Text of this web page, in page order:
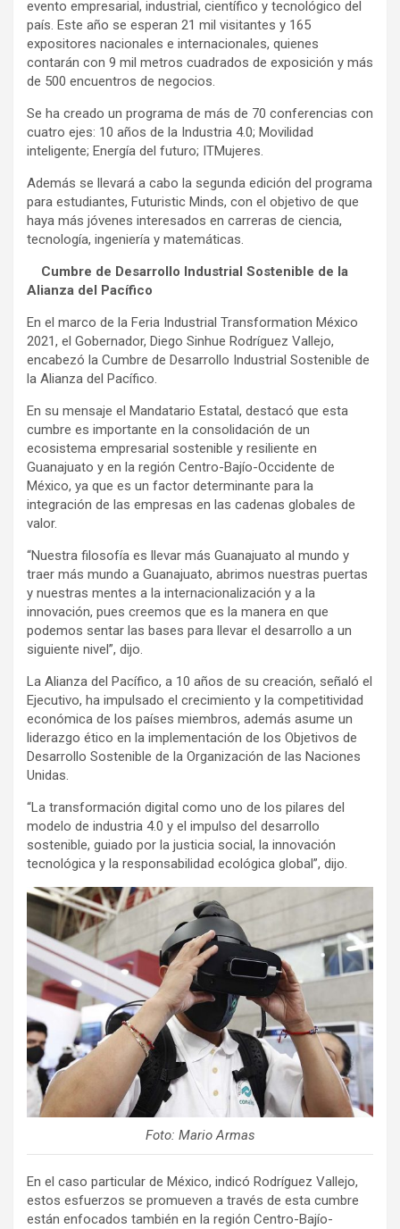
evento empresarial, industrial, científico y tecnológico del
país. Este año se esperan 21 mil visitantes y 165
expositores nacionales e internacionales, quienes
contarán con 9 mil metros cuadrados de exposición y más
de 500 encuentros de negocios.
Se ha creado un programa de más de 70 conferencias con
cuatro ejes: 10 años de la Industria 4.0; Movilidad
inteligente; Energía del futuro; ITMujeres.
Además se llevará a cabo la segunda edición del programa
para estudiantes, Futuristic Minds, con el objetivo de que
haya más jóvenes interesados en carreras de ciencia,
tecnología, ingeniería y matemáticas.
Cumbre de Desarrollo Industrial Sostenible de la
Alianza del Pacífico
En el marco de la Feria Industrial Transformation México
2021, el Gobernador, Diego Sinhue Rodríguez Vallejo,
encabezó la Cumbre de Desarrollo Industrial Sostenible de
la Alianza del Pacífico.
En su mensaje el Mandatario Estatal, destacó que esta
cumbre es importante en la consolidación de un
ecosistema empresarial sostenible y resiliente en
Guanajuato y en la región Centro-Bajío-Occidente de
México, ya que es un factor determinante para la
integración de las empresas en las cadenas globales de
valor.
“Nuestra filosofía es llevar más Guanajuato al mundo y
traer más mundo a Guanajuato, abrimos nuestras puertas
y nuestras mentes a la internacionalización y a la
innovación, pues creemos que es la manera en que
podemos sentar las bases para llevar el desarrollo a un
siguiente nivel”, dijo.
La Alianza del Pacífico, a 10 años de su creación, señaló el
Ejecutivo, ha impulsado el crecimiento y la competitividad
económica de los países miembros, además asume un
liderazgo ético en la implementación de los Objetivos de
Desarrollo Sostenible de la Organización de las Naciones
Unidas.
“La transformación digital como uno de los pilares del
modelo de industria 4.0 y el impulso del desarrollo
sostenible, guiado por la justicia social, la innovación
tecnológica y la responsabilidad ecológica global”, dijo.
Foto: Mario Armas
En el caso particular de México, indicó Rodríguez Vallejo,
estos esfuerzos se promueven a través de esta cumbre
están enfocados también en la región Centro-Bajío-